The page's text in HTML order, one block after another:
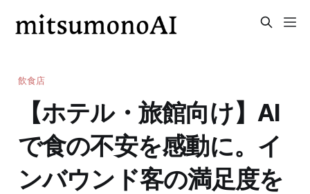
飲食店
【ホテル・旅館向け】AI
で食の不安を感動に。イ
ンバウンド客の満足度を